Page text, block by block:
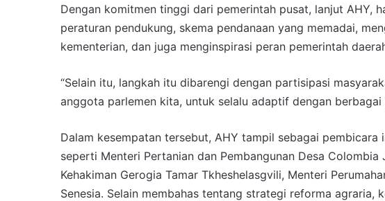
Dengan komitmen tinggi dari pemerintah pusat, lanjut AHY,
peraturan pendukung, skema pendanaan yang memadai,
kementerian, dan juga menginspirasi peran pemerintah
“Selain itu, langkah itu dibarengi dengan partisipasi
anggota parlemen kita, untuk selalu adaptif dengan berbagai
Dalam kesempatan tersebut, AHY tampil sebagai pembicara
seperti Menteri Pertanian dan Pembangunan Desa
Kehakiman Gerogia Tamar Tkheshelasgvili, Menteri
Senesia. Selain membahas tentang strategi reforma agraria,